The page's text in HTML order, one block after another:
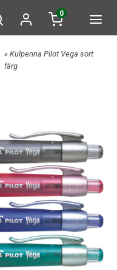
0
» Kulpenna Pilot Vega sort
färg